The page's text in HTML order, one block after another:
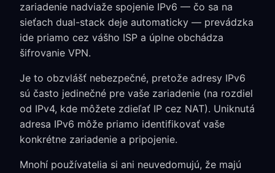
zariadenie nadviaže spojenie IPv6 — čo sa na
sieťach dual-stack deje automaticky — prevádzka
ide priamo cez vášho ISP a úplne obchádza
šifrovanie VPN.
Je to obzvlášť nebezpečné, pretože adresy IPv6
sú často jedinečné pre vaše zariadenie (na rozdiel
od IPv4, kde môžete zdieľať IP cez NAT). Uniknutá
adresa IPv6 môže priamo identifikovať vaše
konkrétne zariadenie a pripojenie.
Mnohí používatelia si ani neuvedomujú, že majú